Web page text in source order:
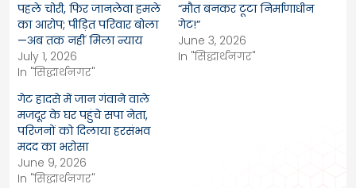
पहले चोरी, फिर जानलेवा हमले
का आरोप; पीड़ित परिवार बोला
—अब तक नहीं मिला न्याय
July 1, 2026
In "सिद्धार्थनगर"
“मौत बनकर टूटा निर्माणाधीन
गेट!”
June 3, 2026
In "सिद्धार्थनगर"
गेट हादसे में जान गंवाने वाले
मजदूर के घर पहुंचे सपा नेता,
परिजनों को दिलाया हरसंभव
मदद का भरोसा
June 9, 2026
In "सिद्धार्थनगर"